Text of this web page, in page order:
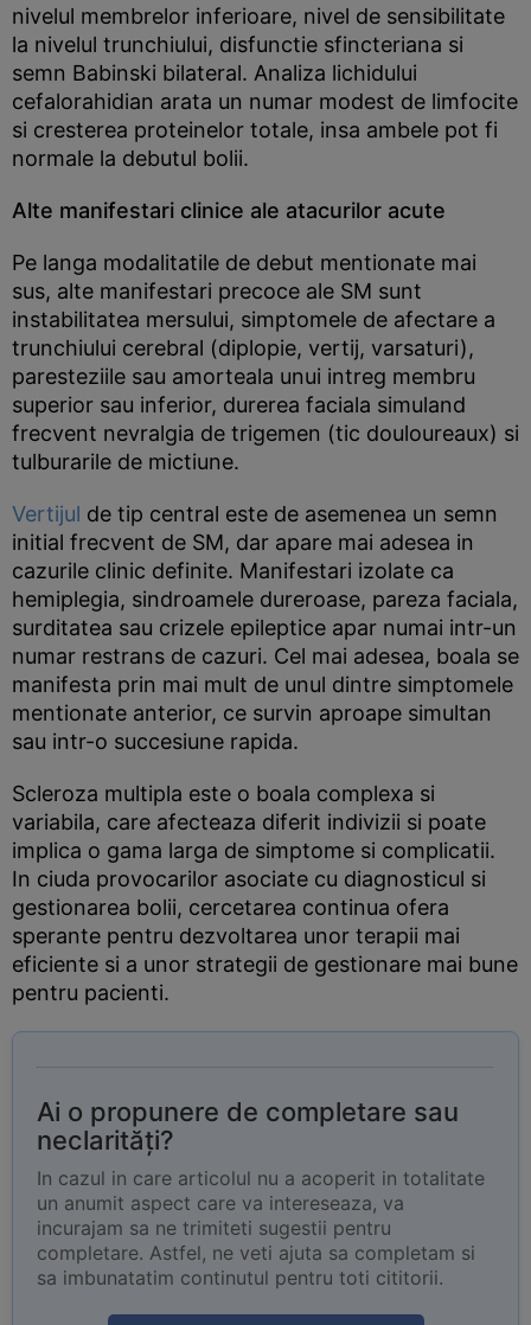
nivelul membrelor inferioare, nivel de sensibilitate
la nivelul trunchiului, disfunctie sfincteriana si
semn Babinski bilateral. Analiza lichidului
cefalorahidian arata un numar modest de limfocite
si cresterea proteinelor totale, insa ambele pot fi
normale la debutul bolii.
Alte manifestari clinice ale atacurilor acute
Pe langa modalitatile de debut mentionate mai
sus, alte manifestari precoce ale SM sunt
instabilitatea mersului, simptomele de afectare a
trunchiului cerebral (diplopie, vertij, varsaturi),
paresteziile sau amorteala unui intreg membru
superior sau inferior, durerea faciala simuland
frecvent nevralgia de trigemen (tic douloureaux) si
tulburarile de mictiune.
Vertijul de tip central este de asemenea un semn
initial frecvent de SM, dar apare mai adesea in
cazurile clinic definite. Manifestari izolate ca
hemiplegia, sindroamele dureroase, pareza faciala,
surditatea sau crizele epileptice apar numai intr-un
numar restrans de cazuri. Cel mai adesea, boala se
manifesta prin mai mult de unul dintre simptomele
mentionate anterior, ce survin aproape simultan
sau intr-o succesiune rapida.
Scleroza multipla este o boala complexa si
variabila, care afecteaza diferit indivizii si poate
implica o gama larga de simptome si complicatii.
In ciuda provocarilor asociate cu diagnosticul si
gestionarea bolii, cercetarea continua ofera
sperante pentru dezvoltarea unor terapii mai
eficiente si a unor strategii de gestionare mai bune
pentru pacienti.
Ai o propunere de completare sau
neclarități?
In cazul in care articolul nu a acoperit in totalitate
un anumit aspect care va intereseaza, va
incurajam sa ne trimiteti sugestii pentru
completare. Astfel, ne veti ajuta sa completam si
sa imbunatatim continutul pentru toti cititorii.